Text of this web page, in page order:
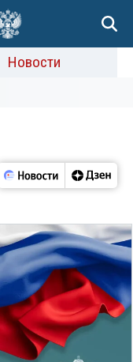
Новости